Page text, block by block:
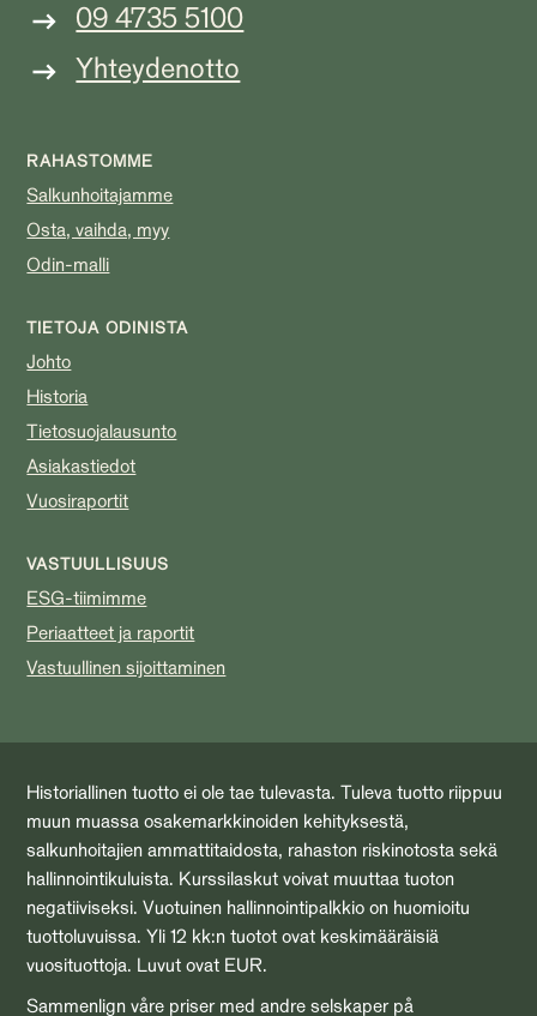
09 4735 5100
Yhteydenotto
RAHASTOMME
Salkunhoitajamme
Osta, vaihda, myy
Odin-malli
TIETOJA ODINISTA
Johto
Historia
Tietosuojalausunto
Asiakastiedot
Vuosiraportit
VASTUULLISUUS
ESG-tiimimme
Periaatteet ja raportit
Vastuullinen sijoittaminen
Historiallinen tuotto ei ole tae tulevasta. Tuleva tuotto riippuu
muun muassa osakemarkkinoiden kehityksestä,
salkunhoitajien ammattitaidosta, rahaston riskinotosta sekä
hallinnointikuluista. Kurssilaskut voivat muuttaa tuoton
negatiiviseksi. Vuotuinen hallinnointipalkkio on huomioitu
tuottoluvuissa. Yli 12 kk:n tuotot ovat keskimääräisiä
vuosituottoja. Luvut ovat EUR.
Sammenlign våre priser med andre selskaper på